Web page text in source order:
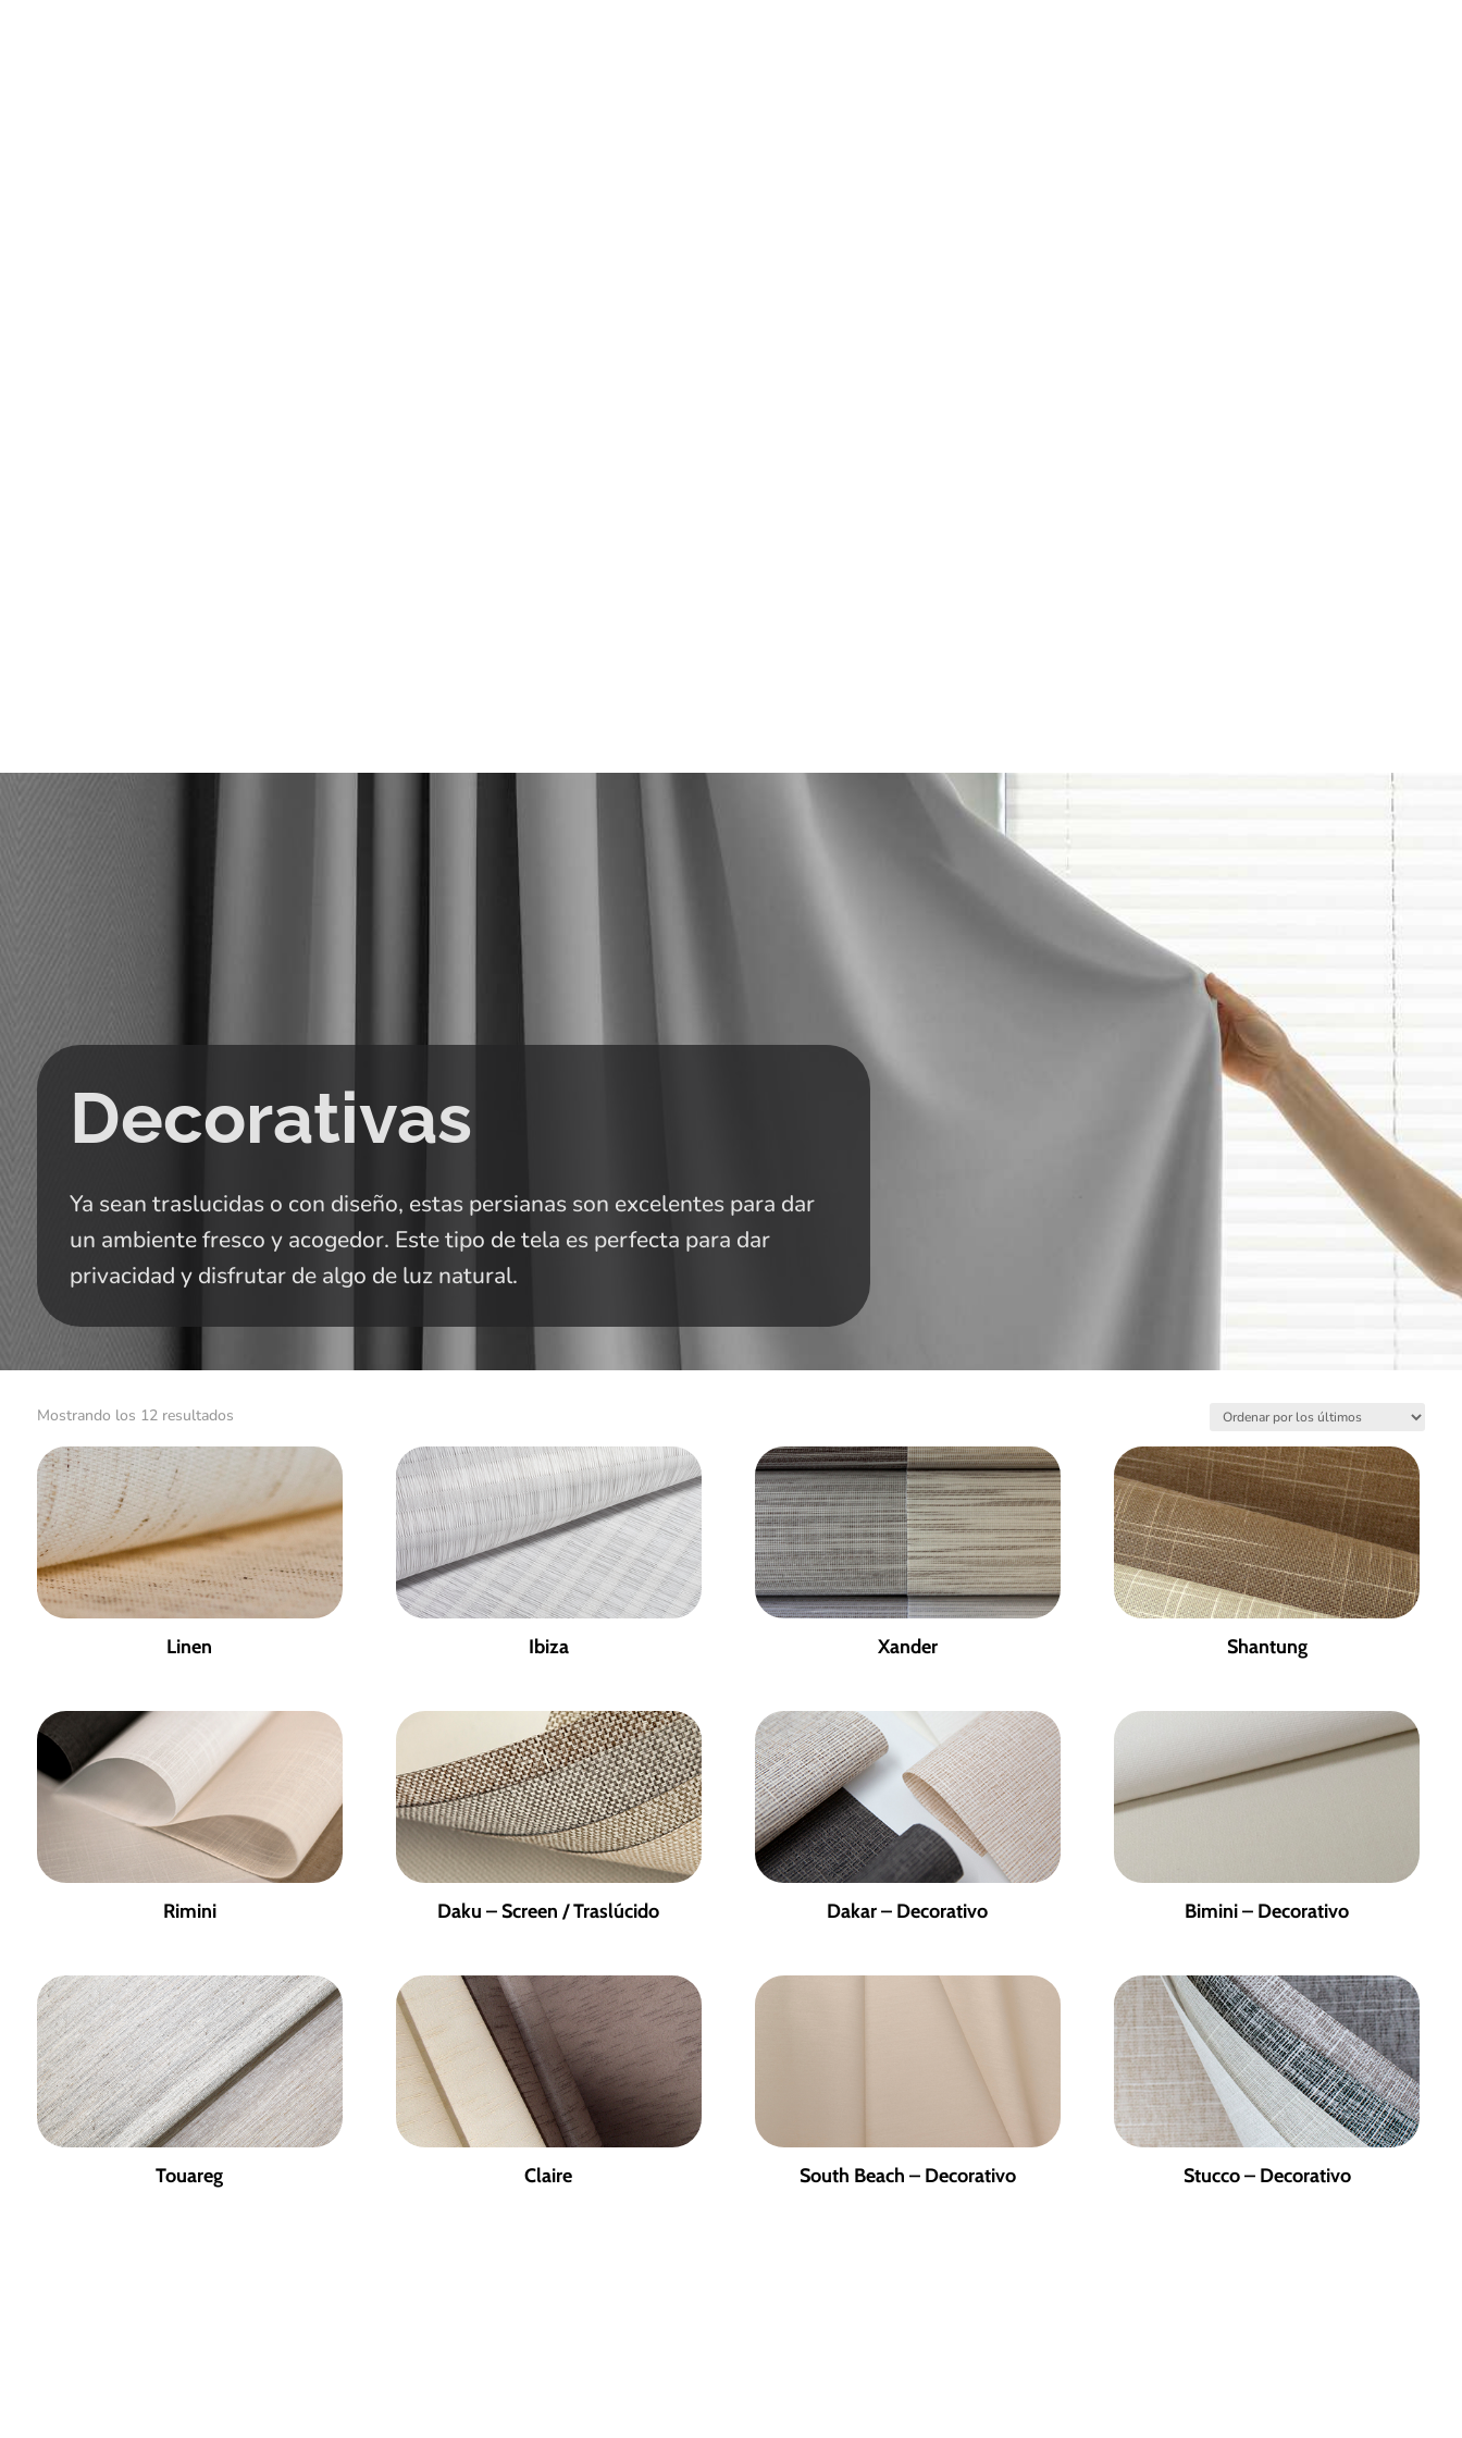
Decorativas
Ya sean traslucidas o con diseño, estas persianas son excelentes para dar
un ambiente fresco y acogedor. Este tipo de tela es perfecta para dar
privacidad y disfrutar de algo de luz natural.
Mostrando los 12 resultadosOrdenado
últimos
Linen Ibiza Xander Shantung
Rimini Daku – Screen / Traslúcido Dakar – Decorativo Bimini – Decorativo
Touareg Claire South Beach – Decorativo Stucco – Decorativo